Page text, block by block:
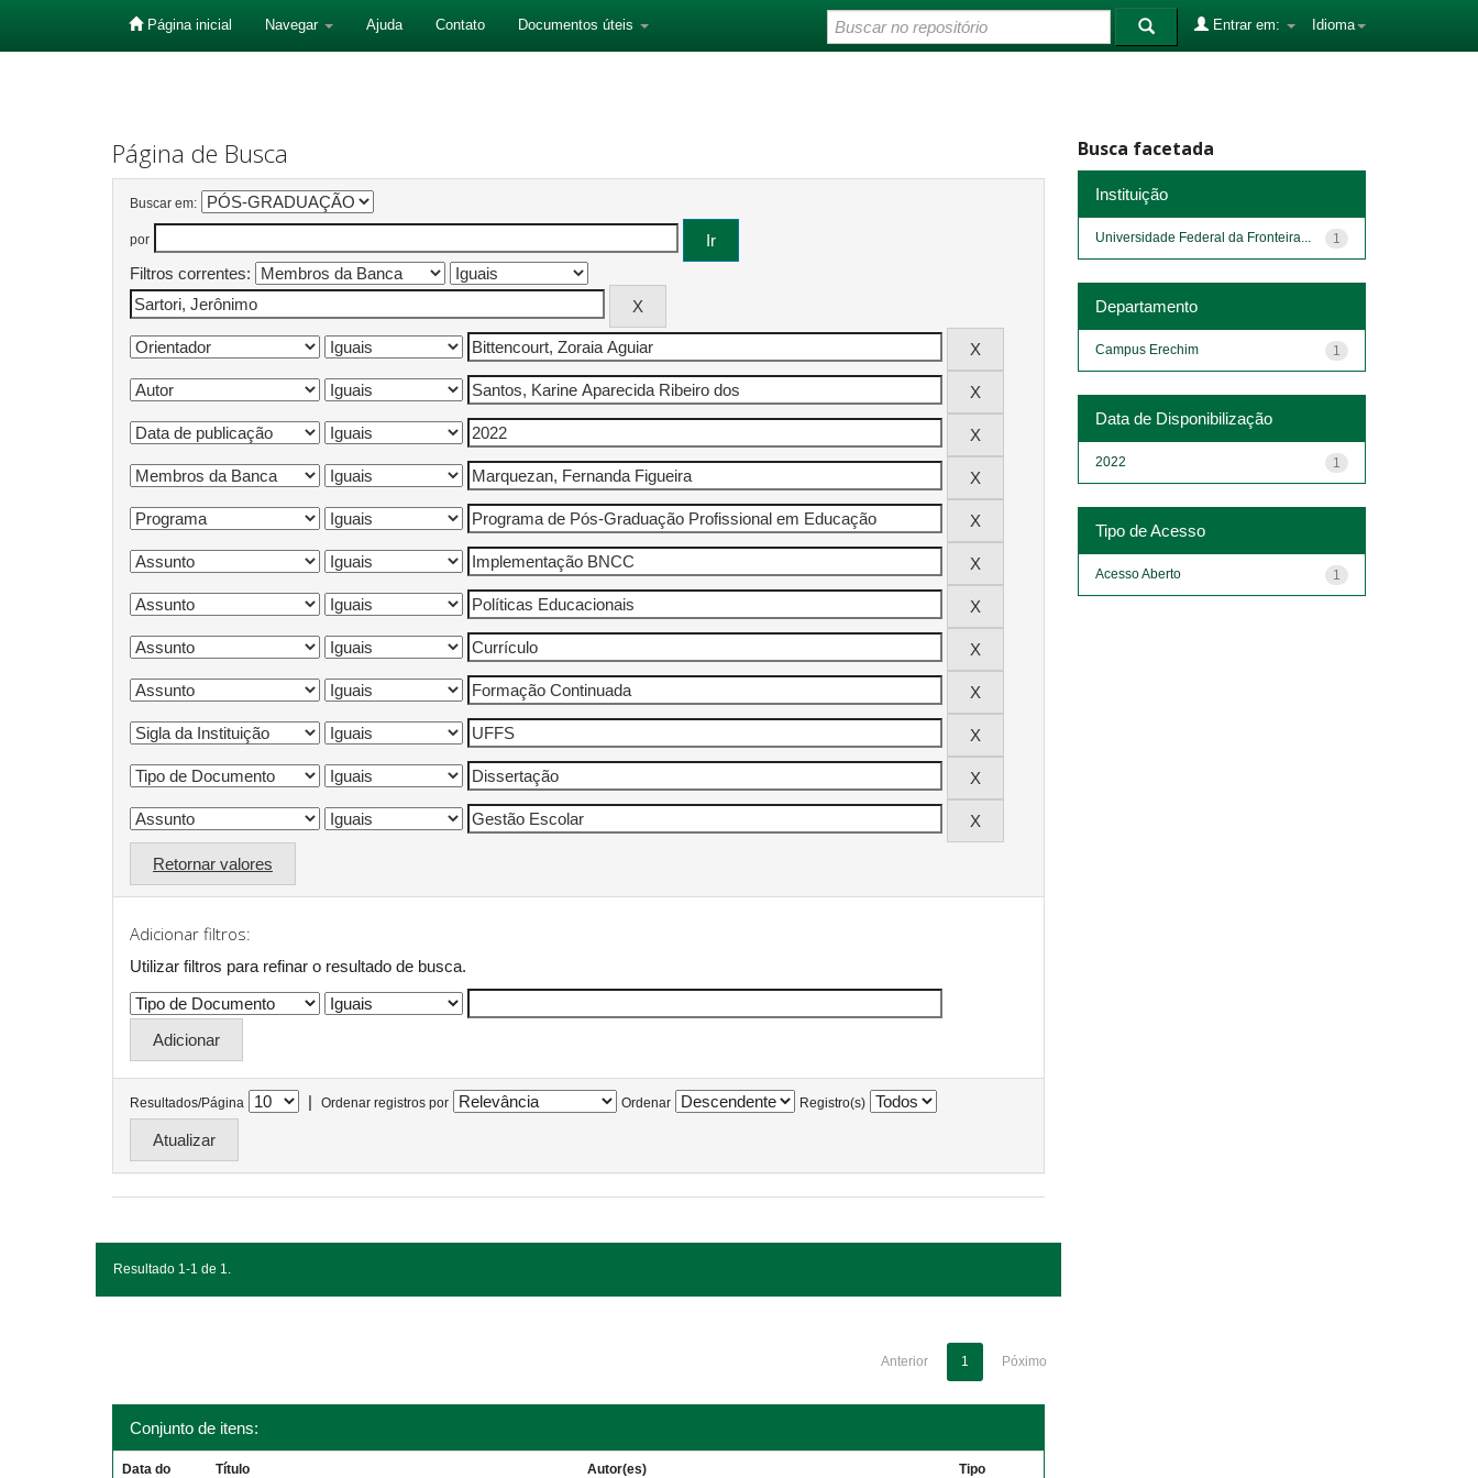
Página inicial Navegar Ajuda Contato Documentos úteis Idioma
Entrar em:
Página de Busca
Buscar em:
por
Filtros correntes:
Retornar valores
Adicionar filtros:
Utilizar filtros para refinar o resultado de busca.
Resultados/Página | Ordenar registros por Ordenar Registro(s)
Resultado 1-1 de 1.
Anterior 1 Póximo
Conjunto de itens:
Data do Título Autor(es) Tipo
Busca facetada
Instituição
1
Universidade Federal da Fronteira...
Departamento
1
Campus Erechim
Data de Disponibilização
1
2022
Tipo de Acesso
1
Acesso Aberto